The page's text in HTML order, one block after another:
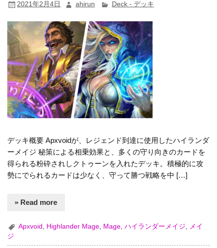
2021年2月4日 ahirun Deck - デッキ
デッキ概要 Apxvoidが、レジェンド到達に使用したハイランダ
ーメイジ 秘策による相乗効果と、多くの守り向きのカードを
得られる粉砕されしクトゥーンを入れたデッキ。積極的に攻
勢にでられるカードは少なく、守って勝つ戦略を中 […]
» Read more
Apxvoid Highlander Mage Mage ,ハイランダーメイジ
メイ
ジ